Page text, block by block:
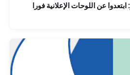
عن اللوحات الإعلانية فورا